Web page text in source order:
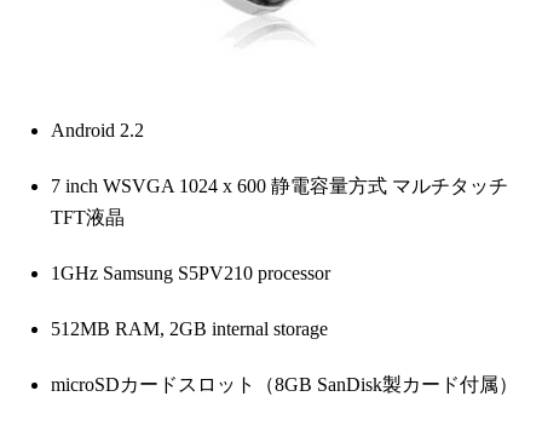
Android 2.2
7 inch WSVGA 1024 x 600 静電容量方式 マルチタッチ
TFT液晶
1GHz Samsung S5PV210 processor
512MB RAM, 2GB internal storage
microSDカードスロット（8GB SanDisk製カード付属）